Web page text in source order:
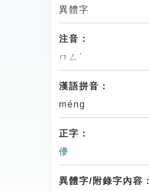
異體字
注音：
ㄇㄥˊ
漢語拼音：
méng
正字：
儚
異體字/附錄字內容：